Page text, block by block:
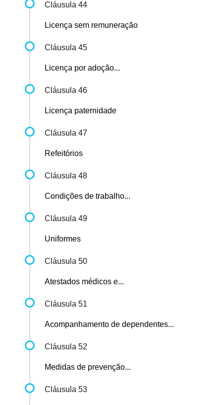
Cláusula 44
Licença sem remuneração
Cláusula 45
Licença por adoção...
Cláusula 46
Licença paternidade
Cláusula 47
Refeitórios
Cláusula 48
Condições de trabalho...
Cláusula 49
Uniformes
Cláusula 50
Atestados médicos e...
Cláusula 51
Acompanhamento de dependentes...
Cláusula 52
Medidas de prevenção...
Cláusula 53